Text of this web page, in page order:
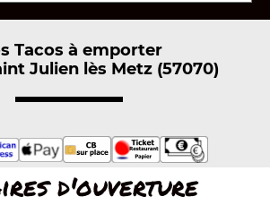
Tacos à emporter
Julien lès Metz (57070)
d'ouverture